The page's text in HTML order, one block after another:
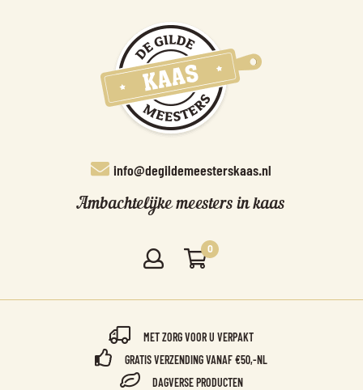
info@degildemeesterskaas.nl
Ambachtelijke meesters in kaas
0
MET ZORG VOOR U VERPAKT
GRATIS VERZENDING VANAF €50,-NL
DAGVERSE PRODUCTEN